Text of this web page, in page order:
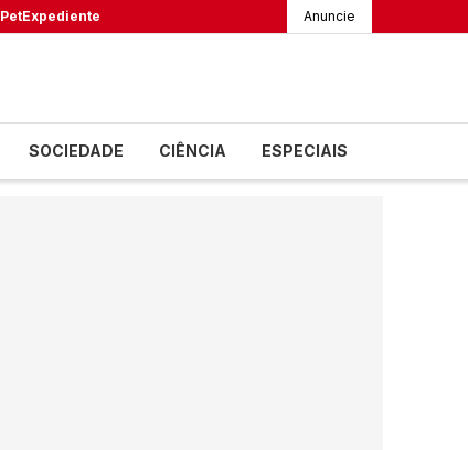
PetExpediente Anuncie
SOCIEDADE CIÊNCIA ESPECIAIS